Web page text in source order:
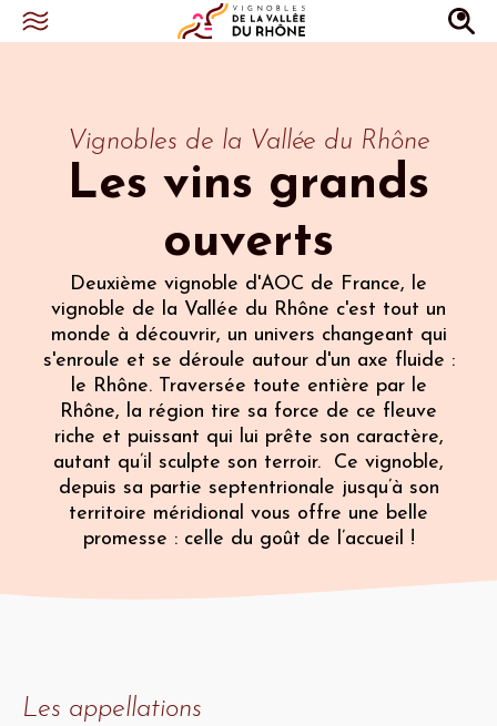
Vignobles de la Vallée du Rhône
Les vins grands
ouverts
Deuxième vignoble d'AOC de France, le
vignoble de la Vallée du Rhône c'est tout un
monde à découvrir, un univers changeant qui
s'enroule et se déroule autour d'un axe fluide :
le Rhône. Traversée toute entière par le
Rhône, la région tire sa force de ce fleuve
riche et puissant qui lui prête son caractère,
autant qu’il sculpte son terroir. Ce vignoble,
depuis sa partie septentrionale jusqu’à son
territoire méridional vous offre une belle
promesse : celle du goût de l’accueil !
Les appellations